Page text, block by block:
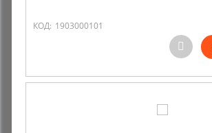
Комиссионные товары
Прокат средств реабилитации
КОД: 1903000101